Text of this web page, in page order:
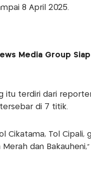
8 April 2025.
Media Group
itu terdiri dari
di 7 titik.
Cikatama, Tol Cipali,
dan